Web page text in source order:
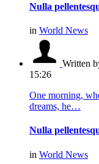
Nulla
in World News
Written
15:26
One morning,
dreams, he…
Nulla
in World News